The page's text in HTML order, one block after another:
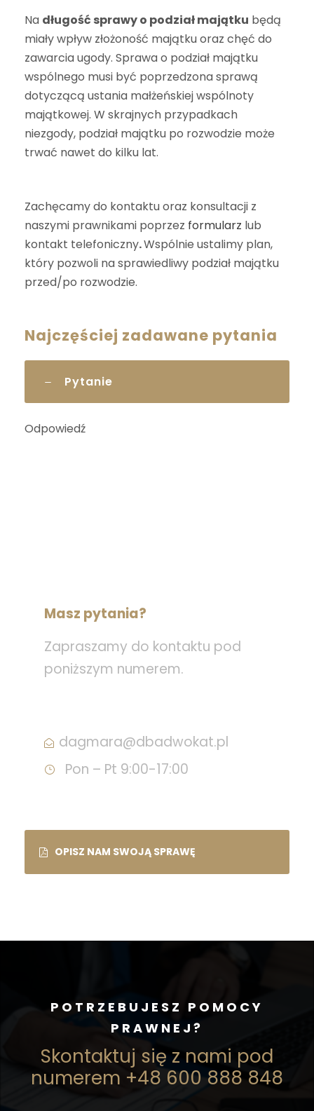
Na długość sprawy o podział majątku będą
miały wpływ złożoność majątku oraz chęć do
zawarcia ugody. Sprawa o podział majątku
wspólnego musi być poprzedzona sprawą
dotyczącą ustania małżeńskiej wspólnoty
majątkowej. W skrajnych przypadkach
niezgody, podział majątku po rozwodzie może
trwać nawet do kilku lat.
Zachęcamy do kontaktu oraz konsultacji z
naszymi prawnikami poprzez formularz lub
kontakt telefoniczny.Wspólnie ustalimy plan,
który pozwoli na sprawiedliwy podział majątku
przed/po rozwodzie.
Najczęściej zadawane pytania
Pytanie
Odpowiedź
Masz pytania?
Zapraszamy do kontaktu pod
poniższym numerem.
dagmara@dbadwokat.pl
Pon – Pt 9:00-17:00
OPISZ NAM SWOJĄ SPRAWĘ
POTRZEBUJESZ POMOCY
PRAWNEJ?
Skontaktuj się z nami pod
numerem +48 600 888 848